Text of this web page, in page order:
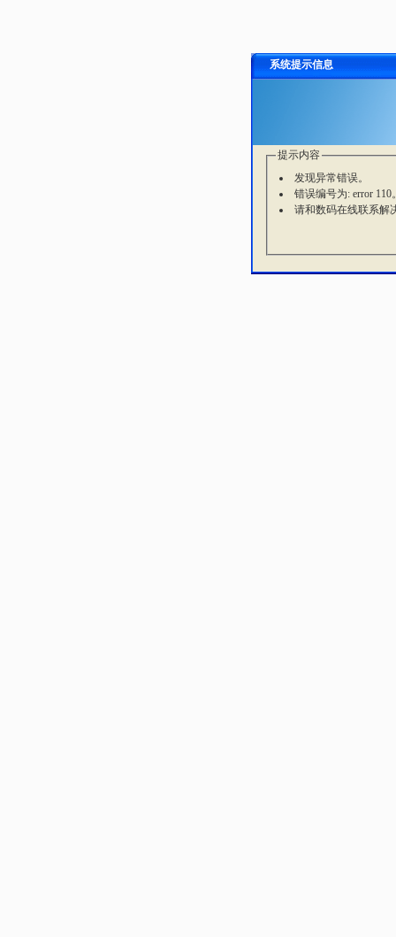
系统提示信息
提示内容
发现异常错误。
错误编号为: error 110
请和数码在线联系解